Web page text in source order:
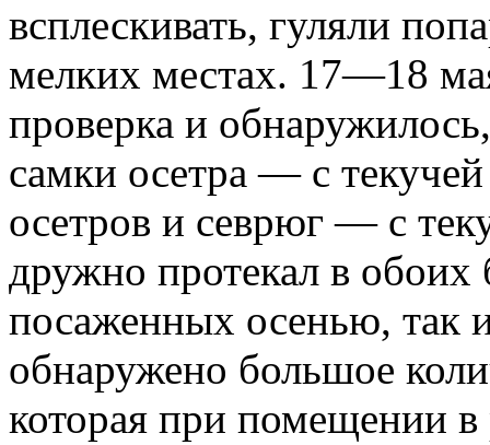
всплескивать, гуляли
мелких местах. 17—18
проверка и
самки осетра — с
осетров и севрюг — с
дружно протекал в обоих
посаженных осенью, так
обнаружено большое
которая при помещении